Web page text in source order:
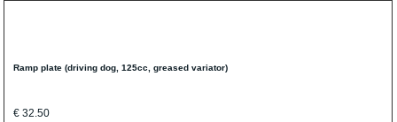
Ramp plate (driving dog, 125cc, greased variator)
€ 32.50